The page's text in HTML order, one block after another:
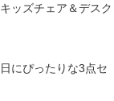
ッズチェア＆デスク
にぴったりな3点セ